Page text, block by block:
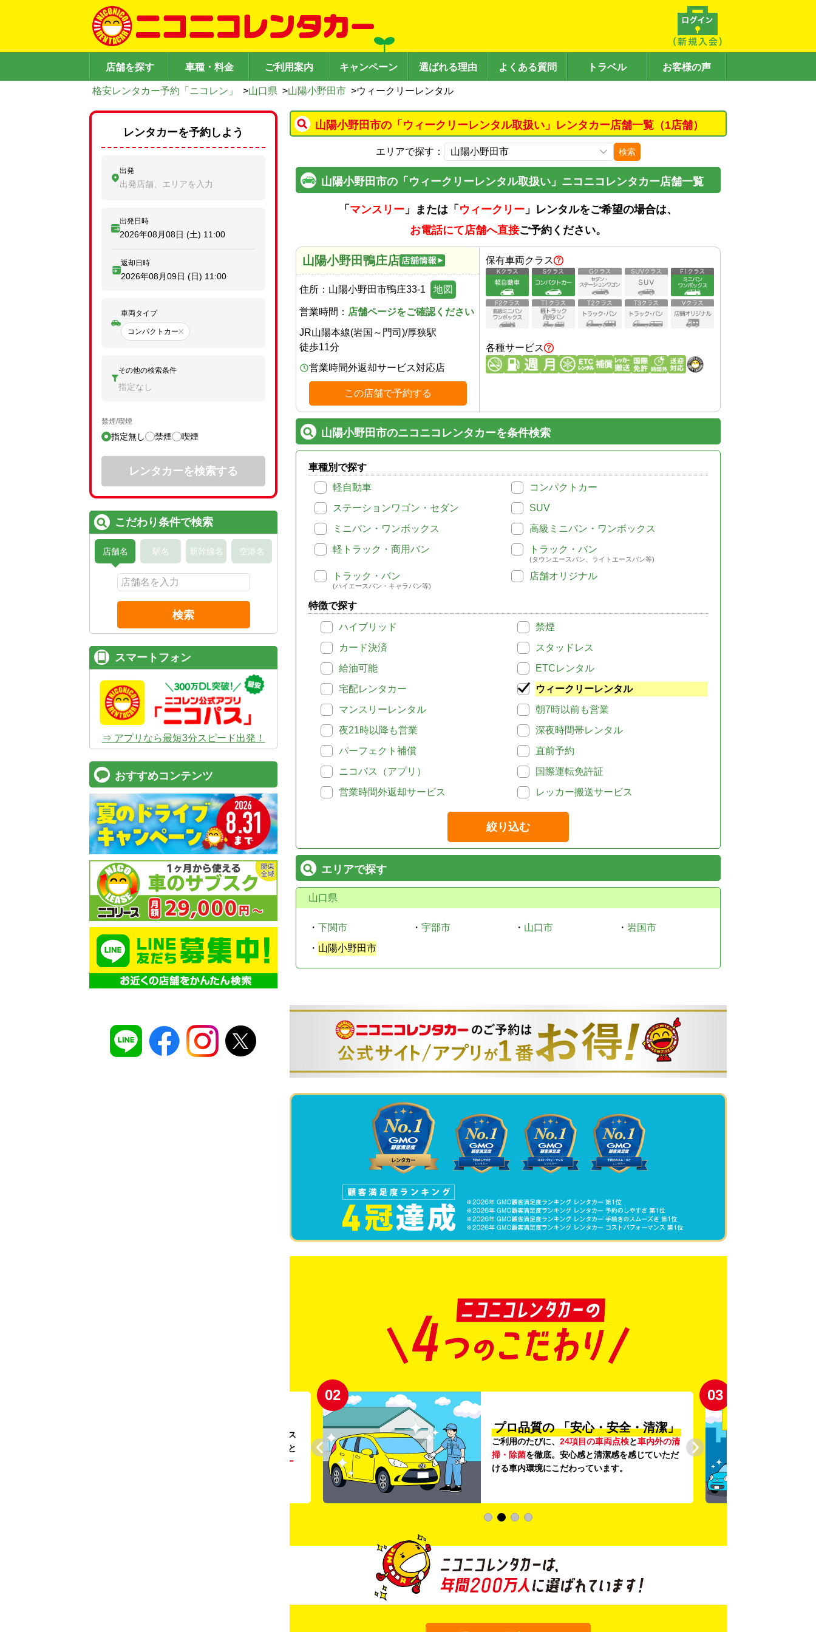
店舗を探す 車種・料金 ご利用案内 キャンペーン 選ばれる理由 よくある質問 トラベル お客様の声
格安レンタカー予約「ニコレン」 >山口県 >山陽小野田市 >ウィークリーレンタル
山陽小野田市の「ウィークリーレンタル取扱い」レンタカー店舗一覧（1店舗）
エリアで探す： 検索
山陽小野田市の「ウィークリーレンタル取扱い」ニコニコレンタカー店舗一覧
「 マンスリー 」または「 ウィークリー 」レンタルをご希望の場合は、
お電話にて店舗へ直接ご予約ください。
山陽小野田鴨庄店
住所： 山陽小野田市鴨庄33-1 地図
営業時間： 店舗ページをご確認ください
JR山陽本線(岩国～門司)/厚狭駅
徒歩11分
営業時間外返却サービス対応店
この店舗で予約する
保有車両クラス
各種サービス
山陽小野田市のニコニコレンタカーを条件検索
車種別で探す
軽自動車
コンパクトカー
ステーションワゴン・セダン
SUV
ミニバン・ワンボックス
高級ミニバン・ワンボックス
軽トラック・商用バン
トラック・バン
(タウンエースバン、ライトエースバン等)
トラック・バン
(ハイエースバン・キャラバン等)
店舗オリジナル
特徴で探す
ハイブリッド
禁煙
カード決済
スタッドレス
給油可能
ETCレンタル
宅配レンタカー
ウィークリーレンタル
マンスリーレンタル
朝7時以前も営業
夜21時以降も営業
深夜時間帯レンタル
パーフェクト補償
直前予約
ニコパス（アプリ）
国際運転免許証
営業時間外返却サービス
レッカー搬送サービス
絞り込む
エリアで探す
山口県
・ 下関市 ・ 宇部市 ・ 山口市 ・ 岩国市
・ 山陽小野田市
。ガソリンス
タンドや整備工場の既存インフラを活用すること
リー
02
プロ品質の 「安心・安全・清潔」
ご利用のたびに、 24項目の車両点検と車内外の清
掃・除菌を徹底。安心感と清潔感を感じていただ
ける車内環境にこだわっています。
03
レンタカーを予約しよう
出発
出発店舗、エリアを入力
出発日時
2026年08月08日 (土) 11:00
返却日時
2026年08月09日 (日) 11:00
車両タイプ
コンパクトカー
その他の検索条件
指定なし
禁煙/喫煙
指定無し 禁煙 喫煙
レンタカーを検索する
こだわり条件で検索
店舗名 駅名 新幹線名 空港名
検索
スマートフォン
⇒ アプリなら最短3分スピード出発！
おすすめコンテンツ